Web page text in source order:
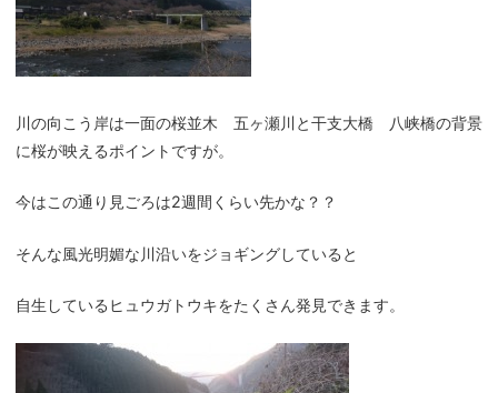
川の向こう岸は一面の桜並木 五ヶ瀬川と干支大橋 八峡橋の背景
に桜が映えるポイントですが。
今はこの通り見ごろは2週間くらい先かな？？
そんな風光明媚な川沿いをジョギングしていると
自生しているヒュウガトウキをたくさん発見できます。